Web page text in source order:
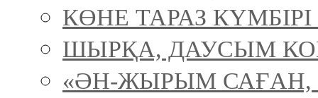
КӨНЕ ТАРАЗ
ШЫРҚА, ДАУСЫМ
«ӘН-ЖЫРЫМ САҒАН,